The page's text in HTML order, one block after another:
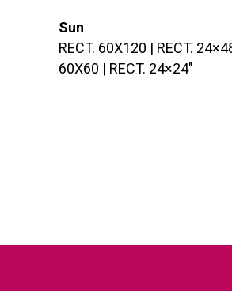
Sun
RECT. 60X120 | RECT.
60X60 | RECT. 24×24″